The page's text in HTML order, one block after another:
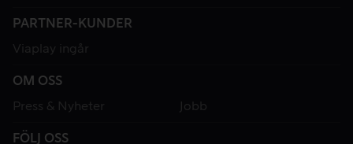
PARTNER-KUNDER
Viaplay ingår
OM OSS
Press & Nyheter
Jobb
FÖLJ OSS